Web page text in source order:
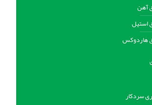
آهن
استيل
هاردوکس
سردکار